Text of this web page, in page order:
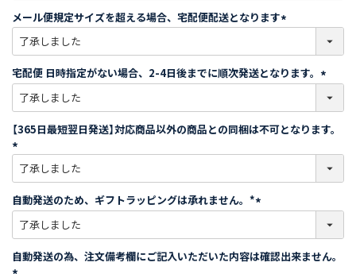
)
メール便規定サイズを超える場合、宅配便配送となります
必
須
)
宅配便 日時指定がない場合、2-4日後までに順次発送となります。
必
須
)
【365日最短翌日発送】対応商品以外の商品との同梱は不可となります。
必
須
)
自動発送のため、ギフトラッピングは承れません。*
必
須
)
自動発送の為、注文備考欄にご記入いただいた内容は確認出来ません。